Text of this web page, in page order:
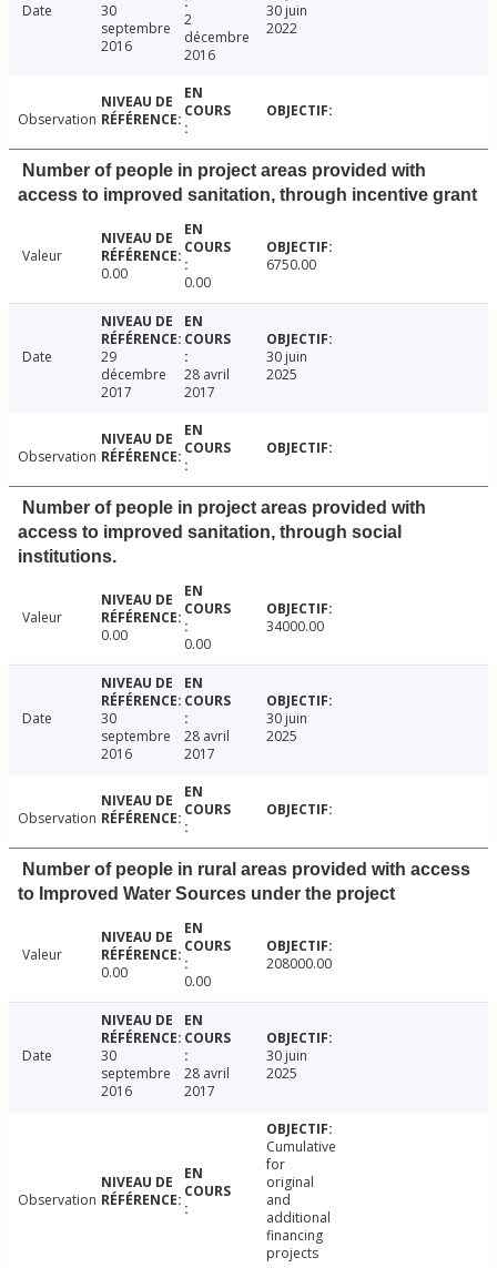
Date
30
septembre
2016
2
décembre
2016
30 juin
2022
Observation
Number of people in project areas provided with
access to improved sanitation, through incentive grant
Valeur
0.00
0.00
6750.00
Date
29
décembre
2017
28 avril
2017
30 juin
2025
Observation
Number of people in project areas provided with
access to improved sanitation, through social
institutions.
Valeur
0.00
0.00
34000.00
Date
30
septembre
2016
28 avril
2017
30 juin
2025
Observation
Number of people in rural areas provided with access
to Improved Water Sources under the project
Valeur
0.00
0.00
208000.00
Date
30
septembre
2016
28 avril
2017
30 juin
2025
Observation
Cumulative
for
original
and
additional
financing
projects